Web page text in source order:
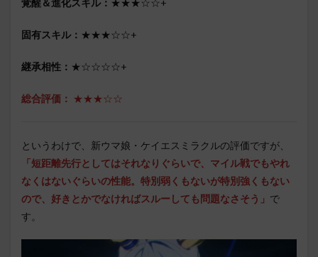
覚醒＆進化スキル： ★★★☆☆+
固有スキル： ★★★☆☆+
継承相性： ★☆☆☆☆+
総合評価： ★★★☆☆
というわけで、新ウマ娘・ケイエスミラクルの評価ですが、
「短距離先行としてはそれなりぐらいで、マイル戦でもやれ
なくはないぐらいの性能。特別弱くもないが特別強くもない
ので、好きとかでなければスルーしても問題なさそう」 で
す。